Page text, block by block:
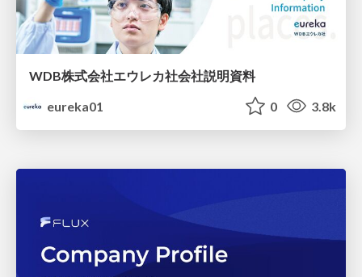
WDB株式会社エウレカ社会社説明資料
eureka01
0 3.8k